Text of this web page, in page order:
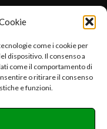
come i cookie per
dispositivo. Il consenso a
come il comportamento di
o ritirare il consenso
e funzioni.
06054.Fratta Todina-
PG 03392670547-
srls Tutti i diritti